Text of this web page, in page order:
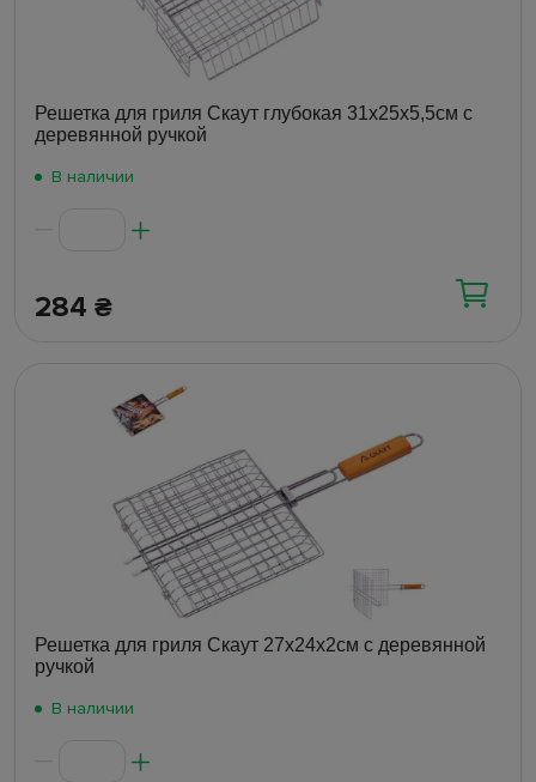
Решетка для гриля Скаут глубокая 31х25х5,5см с
деревянной ручкой
В наличии
284 ₴
Решетка для гриля Скаут 27х24х2см с деревянной
ручкой
В наличии